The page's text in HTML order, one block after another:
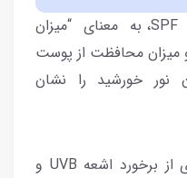
(SPF (Sun Protection Factor، به معنای “میزان
میزان محافظت از پوست
نور خورشید را نشان
در حقیقت SPF میزان جلوگیری از برخورد اشعه UVB و